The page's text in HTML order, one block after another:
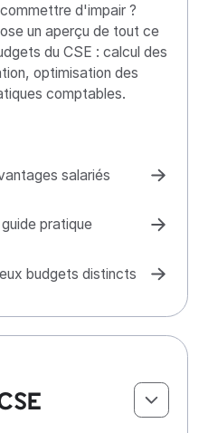
d'impair ?
un aperçu de tout ce
du CSE : calcul des
optimisation des
comptables.
salariés
pratique
budgets distincts